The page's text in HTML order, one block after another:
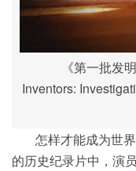
《第一批发
Inventors:
怎样才能成为世
的历史纪录片中，演